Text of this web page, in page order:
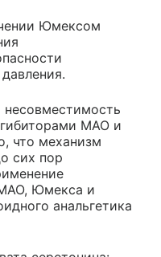
Юмексом
МАО и
что механизм
сих пор
МАО, Юмекса и
анальгетика